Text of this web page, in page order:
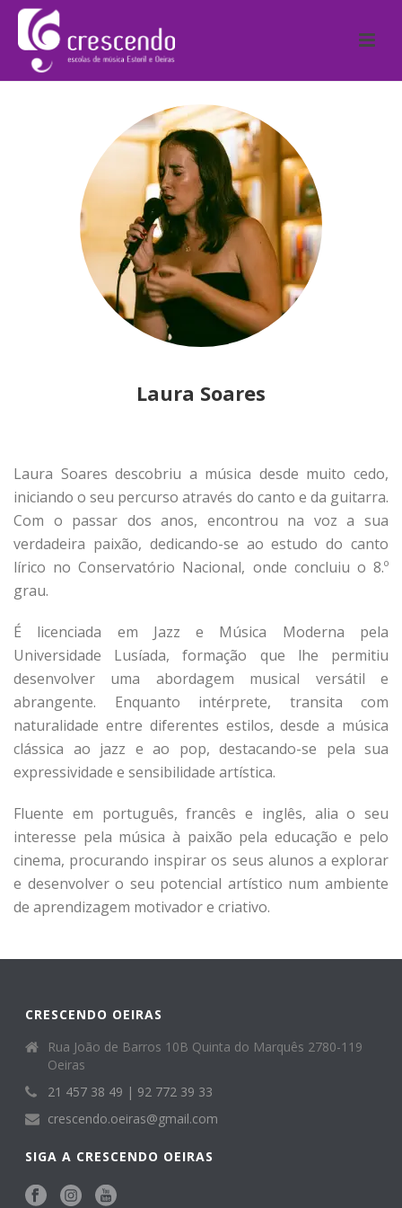
Laura Soares
Laura Soares descobriu a música desde muito cedo,
iniciando o seu percurso através do canto e da guitarra.
Com o passar dos anos, encontrou na voz a sua
verdadeira paixão, dedicando-se ao estudo do canto
lírico no Conservatório Nacional, onde concluiu o 8.º
grau.
É licenciada em Jazz e Música Moderna pela
Universidade Lusíada, formação que lhe permitiu
desenvolver uma abordagem musical versátil e
abrangente. Enquanto intérprete, transita com
naturalidade entre diferentes estilos, desde a música
clássica ao jazz e ao pop, destacando-se pela sua
expressividade e sensibilidade artística.
Fluente em português, francês e inglês, alia o seu
interesse pela música à paixão pela educação e pelo
cinema, procurando inspirar os seus alunos a explorar
e desenvolver o seu potencial artístico num ambiente
de aprendizagem motivador e criativo.
CRESCENDO OEIRAS
Rua João de Barros 10B Quinta do Marquês 2780-119
Oeiras
21 457 38 49 | 92 772 39 33
crescendo.oeiras@gmail.com
SIGA A CRESCENDO OEIRAS